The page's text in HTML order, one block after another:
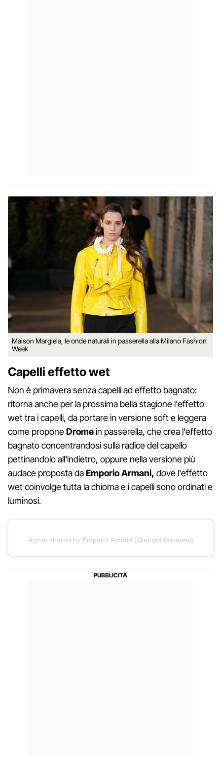
Maison Margiela, le onde naturali in passerella alla Milano Fashion
Week
Capelli effetto wet
Non è primavera senza capelli ad effetto bagnato:
ritorna anche per la prossima bella stagione l'effetto
wet tra i capelli, da portare in versione soft e leggera
come proponeDromein passerella, che crea l'effetto
bagnato concentrandosi sulla radice del capello
pettinandolo all'indietro, oppure nella versione più
audace proposta daEmporio Armani, dove l'effetto
wet coinvolge tutta la chioma e i capelli sono ordinati e
luminosi.
A post shared by Emporio Armani (@emporioarmani)